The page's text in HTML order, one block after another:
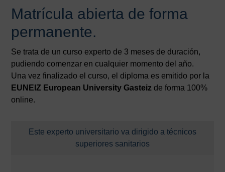
Matrícula abierta de forma
permanente.
Se trata de un curso experto de 3 meses de duración,
pudiendo comenzar en cualquier momento del año.
Una vez finalizado el curso, el diploma es emitido por la
EUNEIZ European University Gasteiz de forma 100%
online.
Este experto universitario va dirigido a técnicos
superiores sanitarios